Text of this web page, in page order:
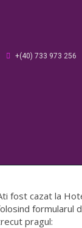
+(40) 733 973 256
fost cazat la
formularul
pragul: